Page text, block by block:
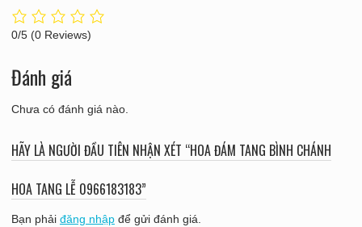
0/5 (0 Reviews)
Đánh giá
Chưa có đánh giá nào.
HÃY LÀ NGƯỜI ĐẦU TIÊN NHẬN XÉT “HOA ĐÁM TANG BÌNH CHÁNH
HOA TANG LỄ 0966183183”
Bạn phải đăng nhậpđể gửi đánh giá.